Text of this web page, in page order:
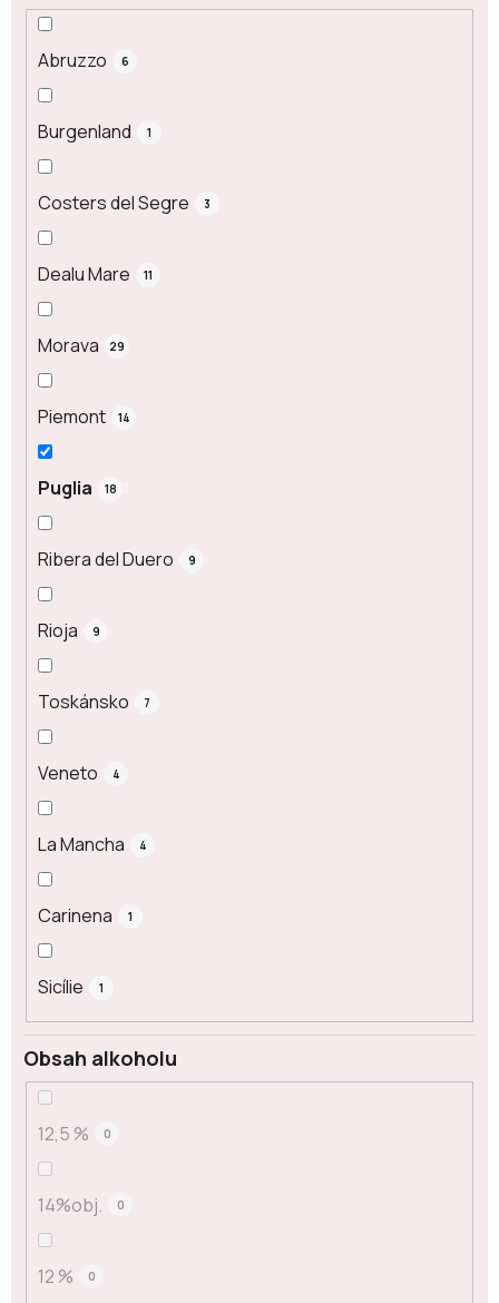
Abruzzo 6
Burgenland 1
Costers del Segre 3
Dealu Mare 11
Morava 29
Piemont 14
Puglia 18
Ribera del Duero 9
Rioja 9
Toskánsko 7
Veneto 4
La Mancha 4
Carinena 1
Sicílie 1
Obsah alkoholu
12,5 % 0
14%obj. 0
12 % 0